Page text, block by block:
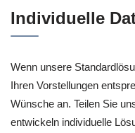
Individuelle
Wenn unsere
Ihren Vorstellungen
Wünsche an. Teilen Sie
entwickeln individuelle